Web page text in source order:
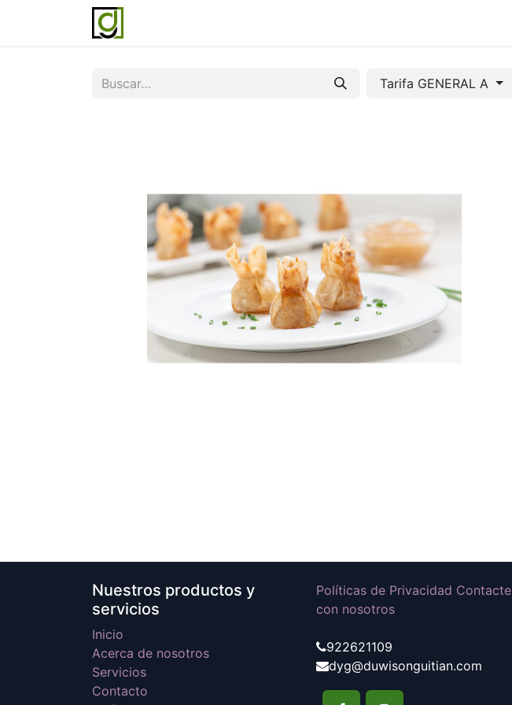
Tarifa GENERAL A
Nuestros productos y
servicios
Inicio
Acerca de nosotros
Servicios
Contacto
Políticas de Privacidad Contacte
con nosotros
922621109
dyg@duwisonguitian.com